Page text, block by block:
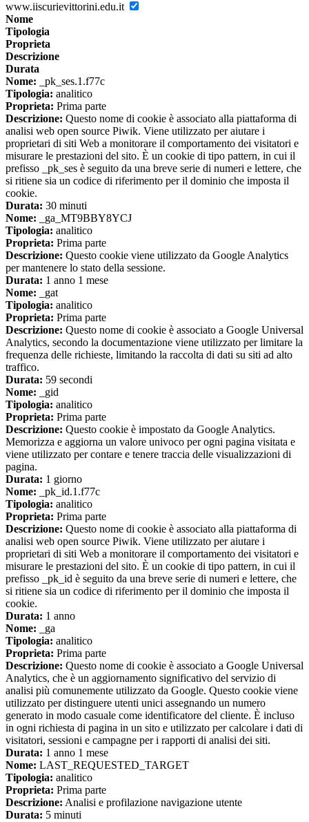
www.iiscurievittorini.edu.it
Nome
Tipologia
Proprieta
Descrizione
Durata
Nome: _pk_ses.1.f77c
Tipologia: analitico
Proprieta: Prima parte
Descrizione: Questo nome di cookie è associato alla piattaforma di
analisi web open source Piwik. Viene utilizzato per aiutare i
proprietari di siti Web a monitorare il comportamento dei visitatori e
misurare le prestazioni del sito. È un cookie di tipo pattern, in cui il
prefisso _pk_ses è seguito da una breve serie di numeri e lettere, che
si ritiene sia un codice di riferimento per il dominio che imposta il
cookie.
Durata: 30 minuti
Nome: _ga_MT9BBY8YCJ
Tipologia: analitico
Proprieta: Prima parte
Descrizione: Questo cookie viene utilizzato da Google Analytics
per mantenere lo stato della sessione.
Durata: 1 anno 1 mese
Nome: _gat
Tipologia: analitico
Proprieta: Prima parte
Descrizione: Questo nome di cookie è associato a Google Universal
Analytics, secondo la documentazione viene utilizzato per limitare la
frequenza delle richieste, limitando la raccolta di dati su siti ad alto
traffico.
Durata: 59 secondi
Nome: _gid
Tipologia: analitico
Proprieta: Prima parte
Descrizione: Questo cookie è impostato da Google Analytics.
Memorizza e aggiorna un valore univoco per ogni pagina visitata e
viene utilizzato per contare e tenere traccia delle visualizzazioni di
pagina.
Durata: 1 giorno
Nome: _pk_id.1.f77c
Tipologia: analitico
Proprieta: Prima parte
Descrizione: Questo nome di cookie è associato alla piattaforma di
analisi web open source Piwik. Viene utilizzato per aiutare i
proprietari di siti Web a monitorare il comportamento dei visitatori e
misurare le prestazioni del sito. È un cookie di tipo pattern, in cui il
prefisso _pk_id è seguito da una breve serie di numeri e lettere, che
si ritiene sia un codice di riferimento per il dominio che imposta il
cookie.
Durata: 1 anno
Nome: _ga
Tipologia: analitico
Proprieta: Prima parte
Descrizione: Questo nome di cookie è associato a Google Universal
Analytics, che è un aggiornamento significativo del servizio di
analisi più comunemente utilizzato da Google. Questo cookie viene
utilizzato per distinguere utenti unici assegnando un numero
generato in modo casuale come identificatore del cliente. È incluso
in ogni richiesta di pagina in un sito e utilizzato per calcolare i dati di
visitatori, sessioni e campagne per i rapporti di analisi dei siti.
Durata: 1 anno 1 mese
Nome: LAST_REQUESTED_TARGET
Tipologia: analitico
Proprieta: Prima parte
Descrizione: Analisi e profilazione navigazione utente
Durata: 5 minuti